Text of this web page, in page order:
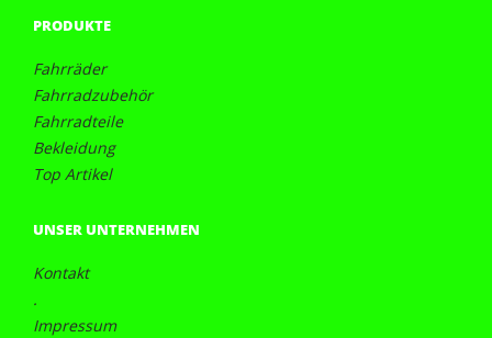
PRODUKTE
Fahrräder
Fahrradzubehör
Fahrradteile
Bekleidung
Top Artikel
UNSER UNTERNEHMEN
Kontakt
.
Impressum